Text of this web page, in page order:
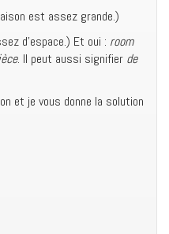
est assez grande.)
d’espace.) Et oui : room
. Il peut aussi signifier de
et je vous donne la solution